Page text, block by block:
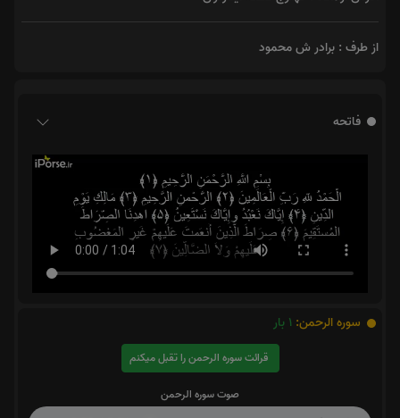
از طرف : برادر ش محمود
فاتحه
سوره الرحمن: 1 بار
قرائت سوره الرحمن را تقبل میکنم
صوت سوره الرحمن